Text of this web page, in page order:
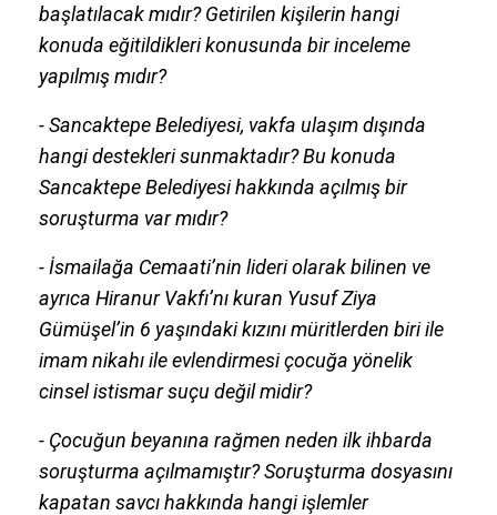
başlatılacak mıdır? Getirilen kişilerin hangi
konuda eğitildikleri konusunda bir inceleme
yapılmış mıdır?
- Sancaktepe Belediyesi, vakfa ulaşım dışında
hangi destekleri sunmaktadır? Bu konuda
Sancaktepe Belediyesi hakkında açılmış bir
soruşturma var mıdır?
- İsmailağa Cemaati’nin lideri olarak bilinen ve
ayrıca Hiranur Vakfı’nı kuran Yusuf Ziya
Gümüşel’in 6 yaşındaki kızını müritlerden biri ile
imam nikahı ile evlendirmesi çocuğa yönelik
cinsel istismar suçu değil midir?
- Çocuğun beyanına rağmen neden ilk ihbarda
soruşturma açılmamıştır? Soruşturma dosyasını
kapatan savcı hakkında hangi işlemler